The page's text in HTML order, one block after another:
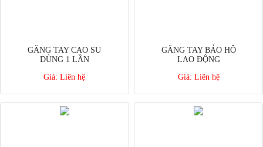
GĂNG TAY CAO SU
DÙNG 1 LẦN
Giá: Liên hệ
GĂNG TAY BẢO HỘ
LAO ĐỘNG
Giá: Liên hệ